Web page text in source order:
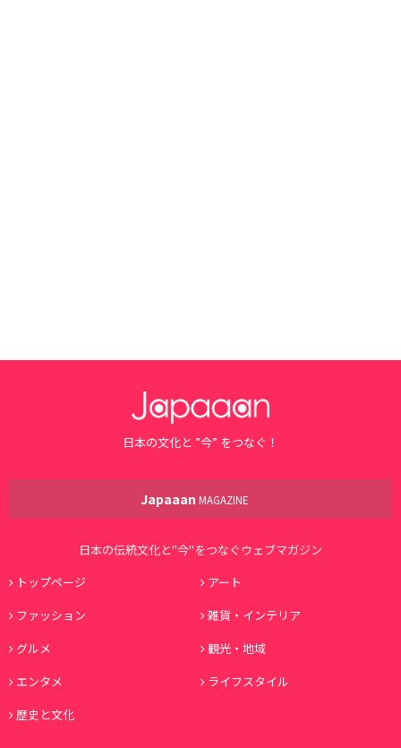
日本の文化と ”今” をつなぐ！
Japaaan MAGAZINE
日本の伝統文化と"今"をつなぐウェブマガジン
トップページ
アート
ファッション
雑貨・インテリア
グルメ
観光・地域
エンタメ
ライフスタイル
歴史と文化